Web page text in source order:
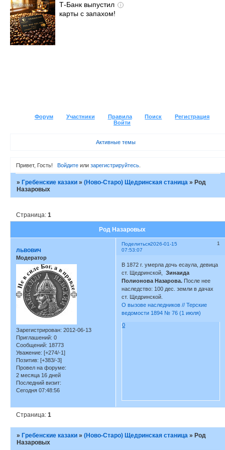
i
Т-Банк выпустил
карты с запахом!
Форум Участники Правила Поиск
Регистрация
Войти
Активные темы
Привет, Гость! Войдитеили зарегистрируйтесь.
»Гребенские казаки »(Ново-Старо) Щедринская станица »Род
Назаровых
Род Назаровых
Страница:1
Поделиться 1
2026-01-15
07:53:07
львович
Модератор
Зарегистрирован: 2012-06-13
Приглашений: 0
Сообщений: 18773
Уважение: [+274/-1]
Позитив: [+383/-3]
Провел на форуме:
2 месяца 16 дней
Последний визит:
Сегодня 07:48:56
В 1872 г. умерла дочь есаула, девица
ст. Щедринской,Зинаида
Полионова Назарова. После нее
наследство: 100 дес. земли в дачах
ст. Щедринской.
О вызове наследников // Терские
ведомости 1894 № 76 (1 июля)
0
Страница:1
» Гребенские казаки »(Ново-Старо) Щедринская станица » Род
Назаровых